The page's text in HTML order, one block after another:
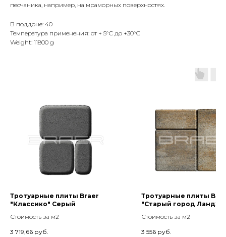
песчаника, например, на мраморных поверхностях.
В поддоне: 40
Температура применения: от + 5°С до +30°С
Weight: 11800 g
Тротуарные плиты Braer
"Классико" Серый
Стоимость за м2
3 719,66 руб.
Тротуарные плиты
"Старый город
Стоимость за м2
3 556 руб.